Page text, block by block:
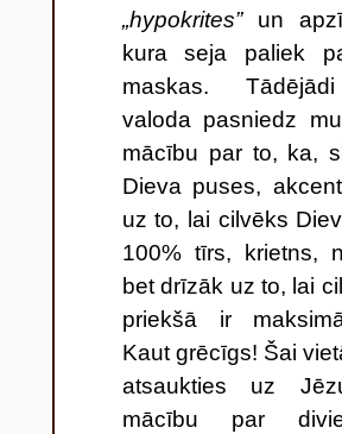
„hypokrites”un
kura seja paliek
maskas.
valoda pasniedz
mācību par to, ka,
Dieva puses,
uz to, lai cilvēks
100% tīrs, krietns,
bet drīzāk uz to, lai
priekšā ir
Kaut grēcīgs! Šai
atsaukties uz
mācību par